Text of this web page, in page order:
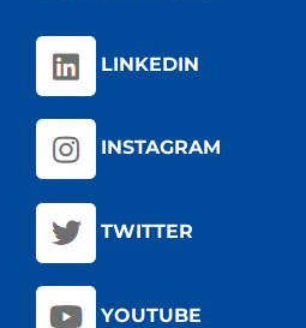
LINKEDIN
INSTAGRAM
TWITTER
YOUTUBE